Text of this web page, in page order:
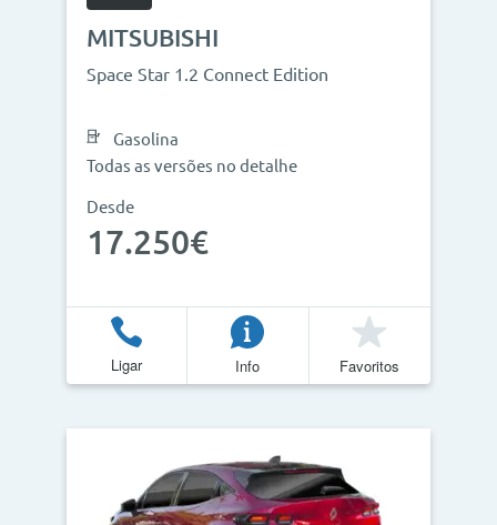
MITSUBISHI
Space Star 1.2 Connect Edition
Gasolina
Todas as versões no detalhe
Desde
17.250€
Ligar Info Favoritos